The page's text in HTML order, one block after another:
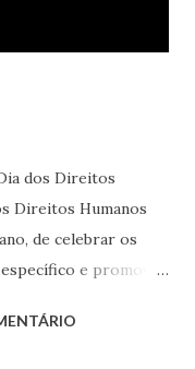
dos Direitos
Direitos Humanos
de celebrar os
e promover
é sobre os direitos